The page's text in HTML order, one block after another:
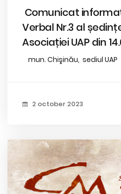
Comunicat
Verbal Nr.3 al
Asociației UAP din
mun. Chişinău, sediul
2 october 2023